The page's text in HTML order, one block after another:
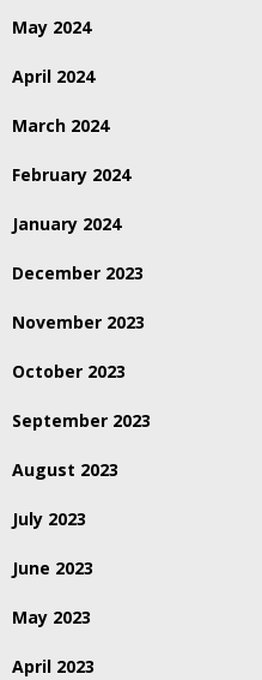
May 2024
April 2024
March 2024
February 2024
January 2024
December 2023
November 2023
October 2023
September 2023
August 2023
July 2023
June 2023
May 2023
April 2023